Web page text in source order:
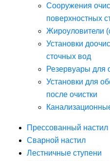
Сооружения
поверхностных
Жироуловители
Установки
сточных вод
Резервуары для
Установки для
после очистки
Прессованный настил
Сварной настил
Лестничные ступени